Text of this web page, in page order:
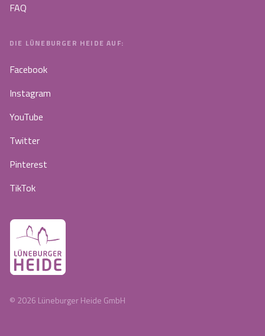
FAQ
DIE LÜNEBURGER HEIDE AUF:
Facebook
Instagram
YouTube
Twitter
Pinterest
TikTok
© 2026 Lüneburger Heide GmbH